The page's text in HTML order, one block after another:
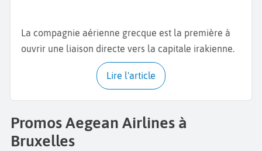
La compagnie aérienne grecque est la première à
ouvrir une liaison directe vers la capitale irakienne.
Lire l'article
Promos Aegean Airlines à
Bruxelles